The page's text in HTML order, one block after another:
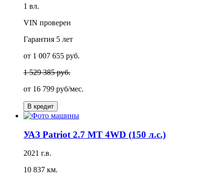
1 вл.
VIN проверен
Гарантия 5 лет
от 1 007 655 руб.
1 529 385 руб.
от 16 799 руб/мес.
В кредит
УАЗ Patriot 2.7 MT 4WD (150 л.с.)
2021 г.в.
10 837 км.